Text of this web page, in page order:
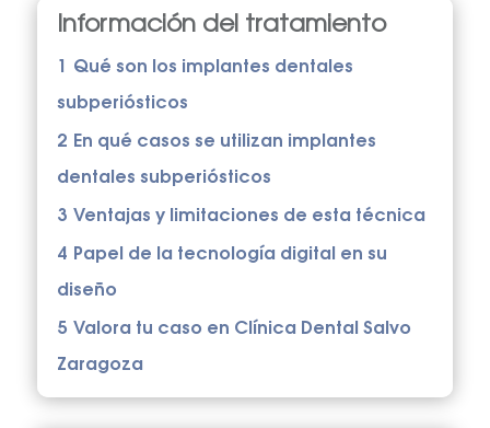
Información del tratamiento
Qué son los implantes dentales
subperiósticos
2 En qué casos se utilizan implantes
dentales subperiósticos
3 Ventajas y limitaciones de esta técnica
4 Papel de la tecnología digital en su
diseño
5 Valora tu caso en Clínica Dental Salvo
Zaragoza